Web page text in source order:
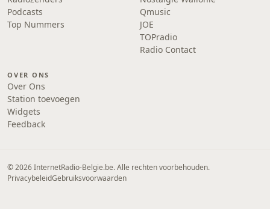
Podcasts
Top Nummers
Qmusic
JOE
TOPradio
Radio Contact
OVER ONS
Over Ons
Station toevoegen
Widgets
Feedback
© 2026 InternetRadio-Belgie.be. Alle rechten voorbehouden.
PrivacybeleidGebruiksvoorwaarden